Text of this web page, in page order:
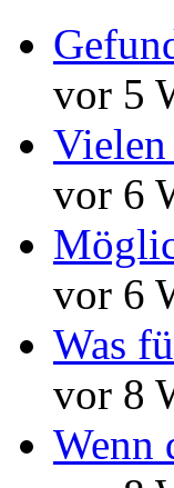
vor 5
vor 6
vor 6
Was
vor 8
Wenn